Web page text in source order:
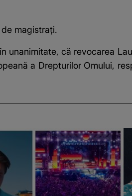
magistraţi.
unanimitate, că revocarea
a Drepturilor Omului,